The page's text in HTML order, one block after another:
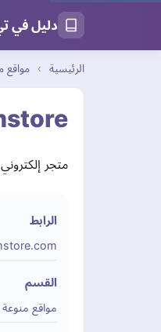
دليل في
الرئيسية › مواقع
متجر
الرابط
القسم
مواقع منوعة